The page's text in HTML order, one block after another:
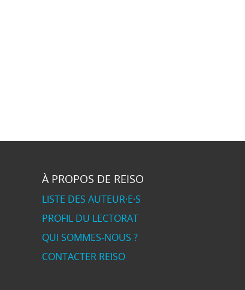
À PROPOS DE REISO
LISTE DES AUTEUR·E·S
PROFIL DU LECTORAT
QUI SOMMES-NOUS ?
CONTACTER REISO